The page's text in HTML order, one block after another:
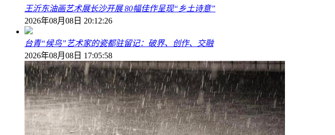
王沂东油画艺术展长沙开展 80幅佳作呈现“乡土诗意”
2026年08月08日 20:12:26
台青“候鸟”艺术家的瓷都驻留记：破界、创作、交融
2026年08月08日 17:05:58